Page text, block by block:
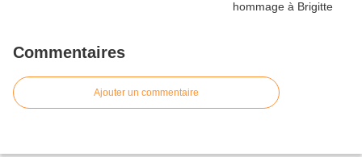
Commentaires
Ajouter un commentaire